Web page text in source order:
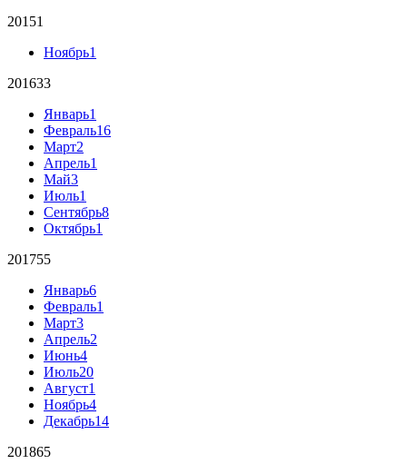
20151
Ноябрь1
201633
Январь1
Февраль16
Март2
Апрель1
Май3
Июль1
Сентябрь8
Октябрь1
201755
Январь6
Февраль1
Март3
Апрель2
Июнь4
Июль20
Август1
Ноябрь4
Декабрь14
201865